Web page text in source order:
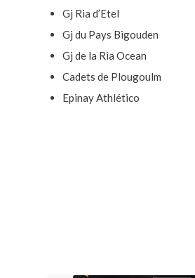
Gj Ria d’Etel
Gj du Pays Bigouden
Gj de la Ria Ocean
Cadets de Plougoulm
Epinay Athlético